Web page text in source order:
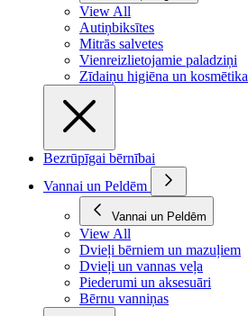
View All
Autiņbiksītes
Mitrās salvetes
Vienreizlietojamie paladziņi
Zīdaiņu higiēna un kosmētika
Bezrūpīgai bērnībai
Vannai un Peldēm
Vannai un Peldēm
View All
Dvieļi bērniem un mazuļiem
Dvieļi un vannas veļa
Piederumi un aksesuāri
Bērnu vanniņas